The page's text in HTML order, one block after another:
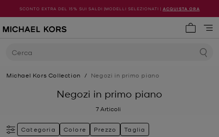
SCONTO EXTRA DEL 15% SUI SALDI |MODELLI SELEZIONATI | ACQUISTA ORA
Cerca
Michael Kors Collection / Negozi in primo piano
Negozi in primo piano
7 Articoli
Categoria Colore Prezzo Taglia